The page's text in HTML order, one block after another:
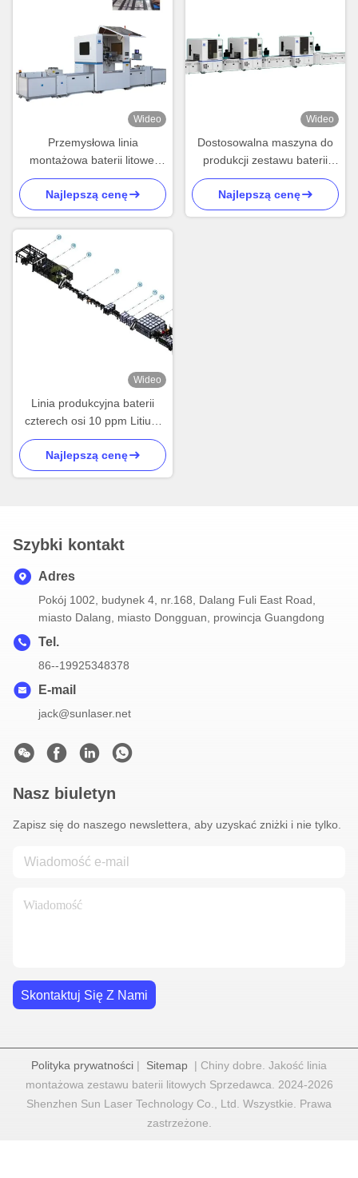
Wideo
Przemysłowa linia
montażowa baterii litowej
18650 do sprzętu spawania
baterii miękkiej
Najlepszą cenę
Wideo
Dostosowalna maszyna do
produkcji zestawu baterii
OEM Zestaw zestawu
zasilania do cylindrycznych
baterii litowo-żelazowo-
Najlepszą cenę
Wideo
Linia produkcyjna baterii
czterech osi 10 ppm Litium
Battery Pack Assembly Line
Module Making
Najlepszą cenę
Szybki kontakt
Adres
Pokój 1002, budynek 4, nr.168, Dalang Fuli East Road,
miasto Dalang, miasto Dongguan, prowincja Guangdong
Tel.
86--19925348378
E-mail
jack@sunlaser.net
Nasz biuletyn
Zapisz się do naszego newslettera, aby uzyskać zniżki i nie tylko.
Skontaktuj Się Z Nami
Polityka prywatności | Sitemap | Chiny dobre. Jakość linia
montażowa zestawu baterii litowych Sprzedawca. 2024-2026
Shenzhen Sun Laser Technology Co., Ltd. Wszystkie. Prawa
zastrzeżone.